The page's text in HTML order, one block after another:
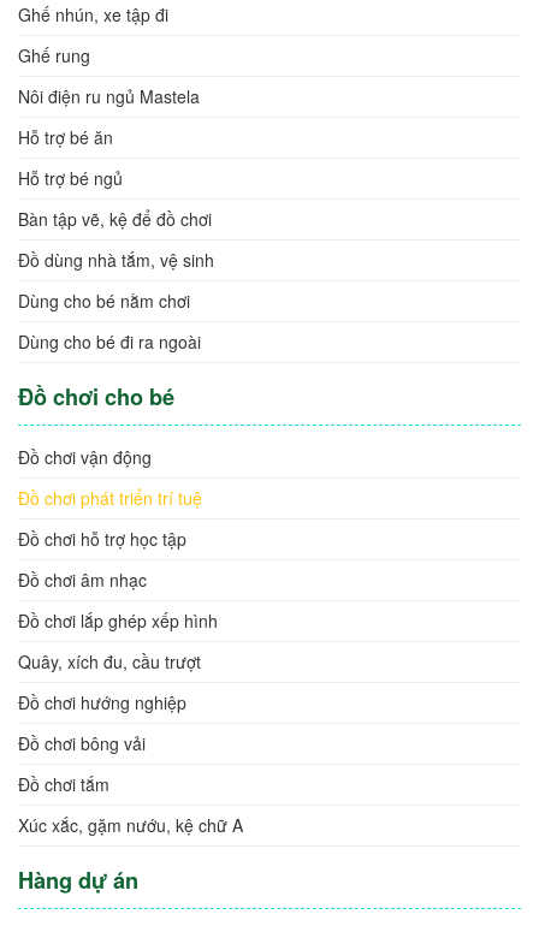
Ghế nhún, xe tập đi
Ghế rung
Nôi điện ru ngủ Mastela
Hỗ trợ bé ăn
Hỗ trợ bé ngủ
Bàn tập vẽ, kệ để đồ chơi
Đồ dùng nhà tắm, vệ sinh
Dùng cho bé nằm chơi
Dùng cho bé đi ra ngoài
Đồ chơi cho bé
Đồ chơi vận động
Đồ chơi phát triển trí tuệ
Đồ chơi hỗ trợ học tập
Đồ chơi âm nhạc
Đồ chơi lắp ghép xếp hình
Quây, xích đu, cầu trượt
Đồ chơi hướng nghiệp
Đồ chơi bông vải
Đồ chơi tắm
Xúc xắc, gặm nướu, kệ chữ A
Hàng dự án